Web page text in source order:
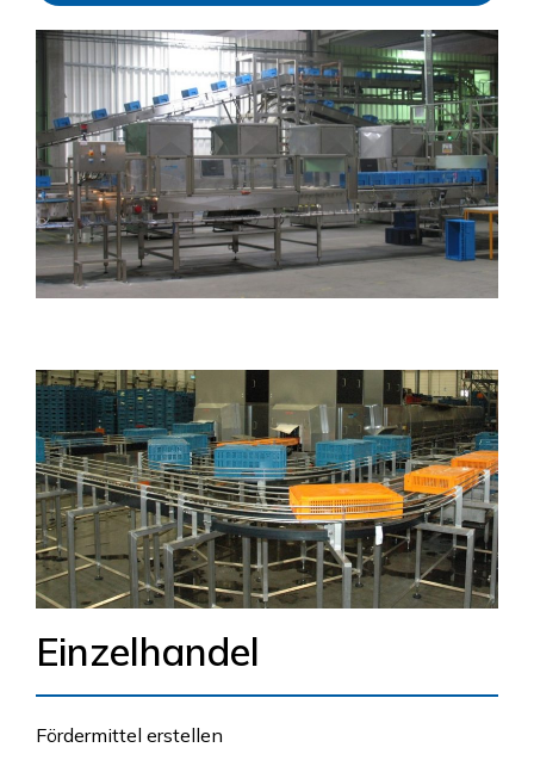
Einzelhandel
Fördermittel erstellen